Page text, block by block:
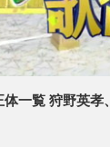
一覧 狩野英孝